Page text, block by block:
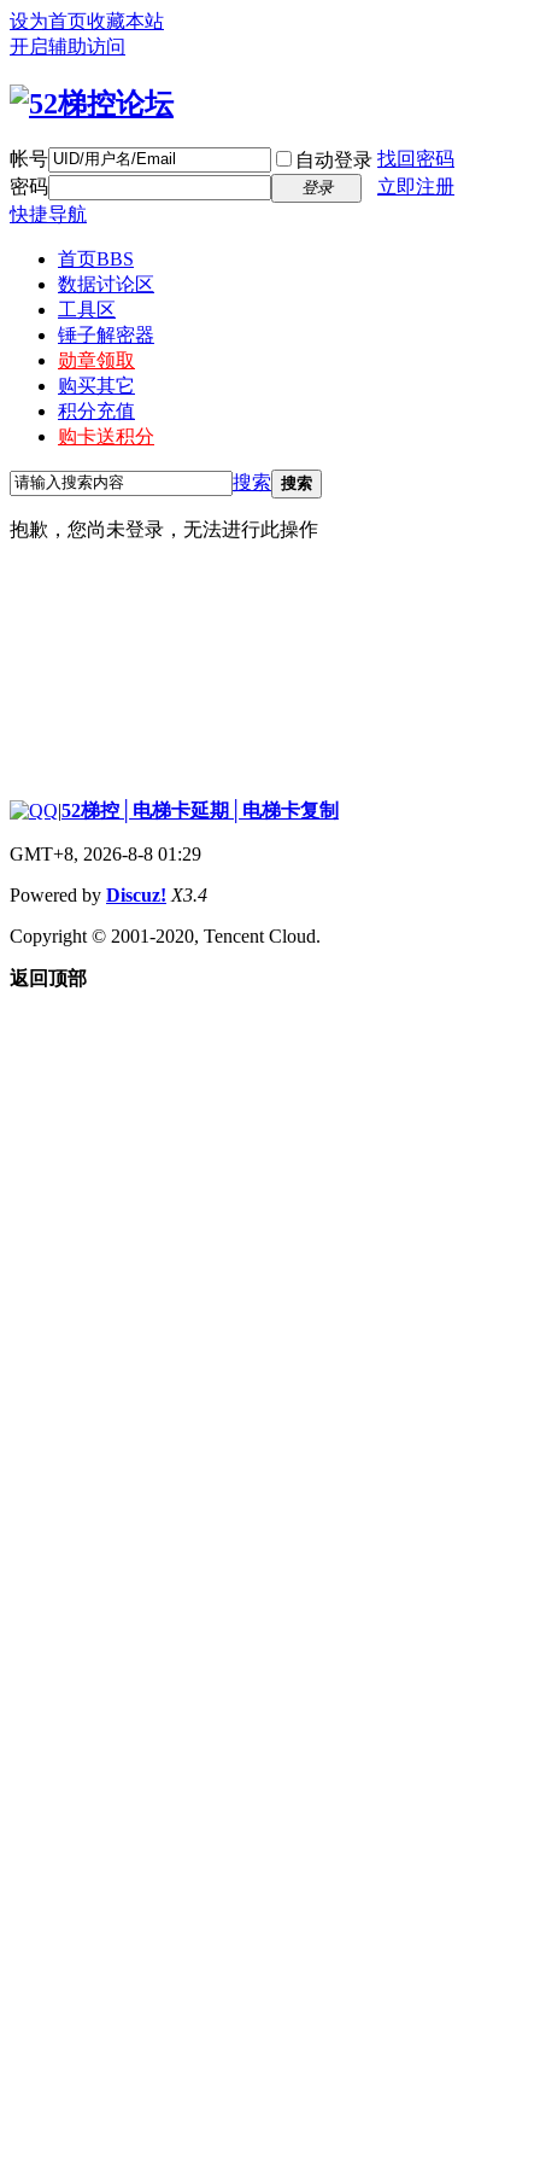
设为首页收藏本站
开启辅助访问
帐号 自动登录 找回密码
密码
登录
立即注册
快捷导航
首页BBS
数据讨论区
工具区
锤子解密器
勋章领取
购买其它
积分充值
购卡送积分
搜索 搜索
抱歉，您尚未登录，无法进行此操作
|52梯控│电梯卡延期│电梯卡复制
GMT+8, 2026-8-8 01:29
Powered by Discuz! X3.4
Copyright © 2001-2020, Tencent Cloud.
返回顶部